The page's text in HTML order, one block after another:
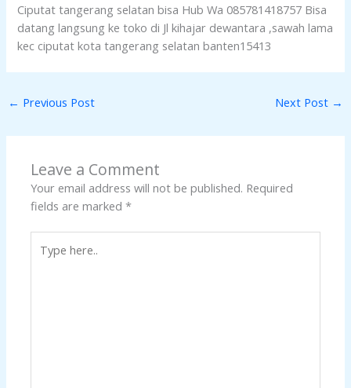
Ciputat tangerang selatan bisa Hub Wa 085781418757 Bisa
datang langsung ke toko di Jl kihajar dewantara ,sawah lama
kec ciputat kota tangerang selatan banten15413
← Previous Post Next Post →
Leave a Comment
Your email address will not be published. Required
fields are marked*
here..